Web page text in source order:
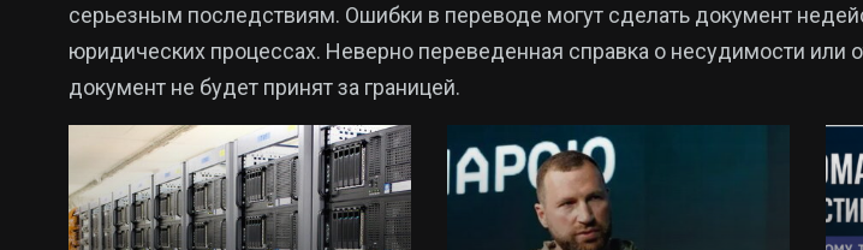
серьезным последствиям. Ошибки в переводе могут сделать документ
юридических процессах. Неверно переведенная справка о несудимости или
документ не будет принят за границей.